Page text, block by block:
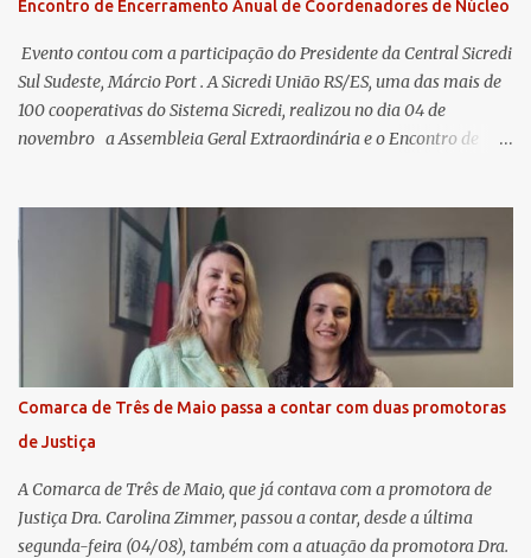
Encontro de Encerramento Anual de Coordenadores de Núcleo
​ Evento contou com a participação do Presidente da Central Sicredi
Sul Sudeste, Márcio Port . A Sicredi União RS/ES, uma das mais de
100 cooperativas do Sistema Sicredi, realizou no dia 04 de
novembro a Assembleia Geral Extraordinária e o Encontro de
futuro. O evento ocorreu presencialmente em Santa Rosa/RS com
transmissão simultânea para os coordenadores capixabas, que
estavam reunidos em Cachoeiro de Itapemirim / ES. Durante a
Assembleia Geral Extraordinária, foram debatidas e aprovadas
pautas estratégicas, como a atualização da Política de
Remuneração dos Administradores Estatutários e do regulamento
do Fundo Social, reforçando o compromisso da cooperativa com a
transparência e a governança. No Encontro de Coordenadores de
Núcleo, o presidente da Sicredi União RS/ES, Sidnei Strejevitch, fez
um balanço das principais real...
Comarca de Três de Maio passa a contar com duas promotoras
de Justiça
A Comarca de Três de Maio, que já contava com a promotora de
Justiça Dra. Carolina Zimmer, passou a contar, desde a última
segunda-feira (04/08), também com a atuação da promotora Dra.